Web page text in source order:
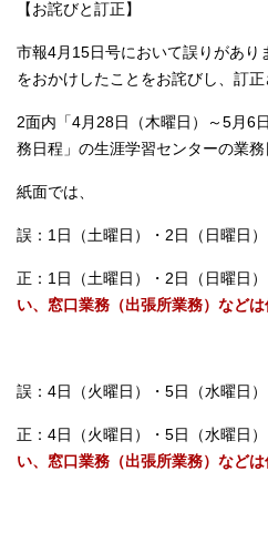
【お詫びと訂正】
市報4月15日号において誤りがあり
をおかけしたことをお詫びし、訂正
2面内「4月28日（木曜日）～5月6
務日程」の生涯学習センターの業務
紙面では、
誤：1日（土曜日）・2日（日曜日
正：1日（土曜日）・2日（日曜日）
い、窓口業務（出張所業務）などは
誤：4日（火曜日）・5日（水曜日
正：4日（火曜日）・5日（水曜日）
い、窓口業務（出張所業務）などは